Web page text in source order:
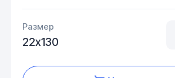
Размер
22х130